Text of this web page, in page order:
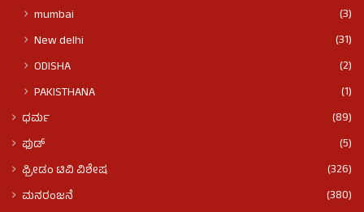
mumbai
(3)
New delhi
(31)
ODISHA
(2)
PAKISTHANA
(1)
ಧರ್ಮ
(89)
ಫುಡ್​​
(5)
ಫ್ರೀಡಂ ಟಿವಿ ವಿಶೇಷ
(326)
ಮನರಂಜನೆ
(380)